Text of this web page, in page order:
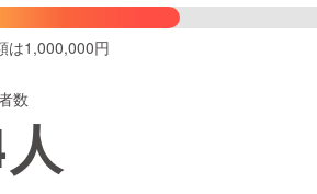
ア
は1,000,000円
数
人